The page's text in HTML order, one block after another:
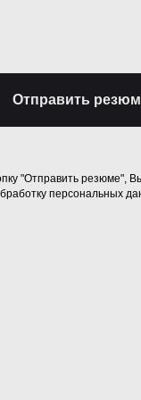
Отправить
"Отправить резюме",
персональных